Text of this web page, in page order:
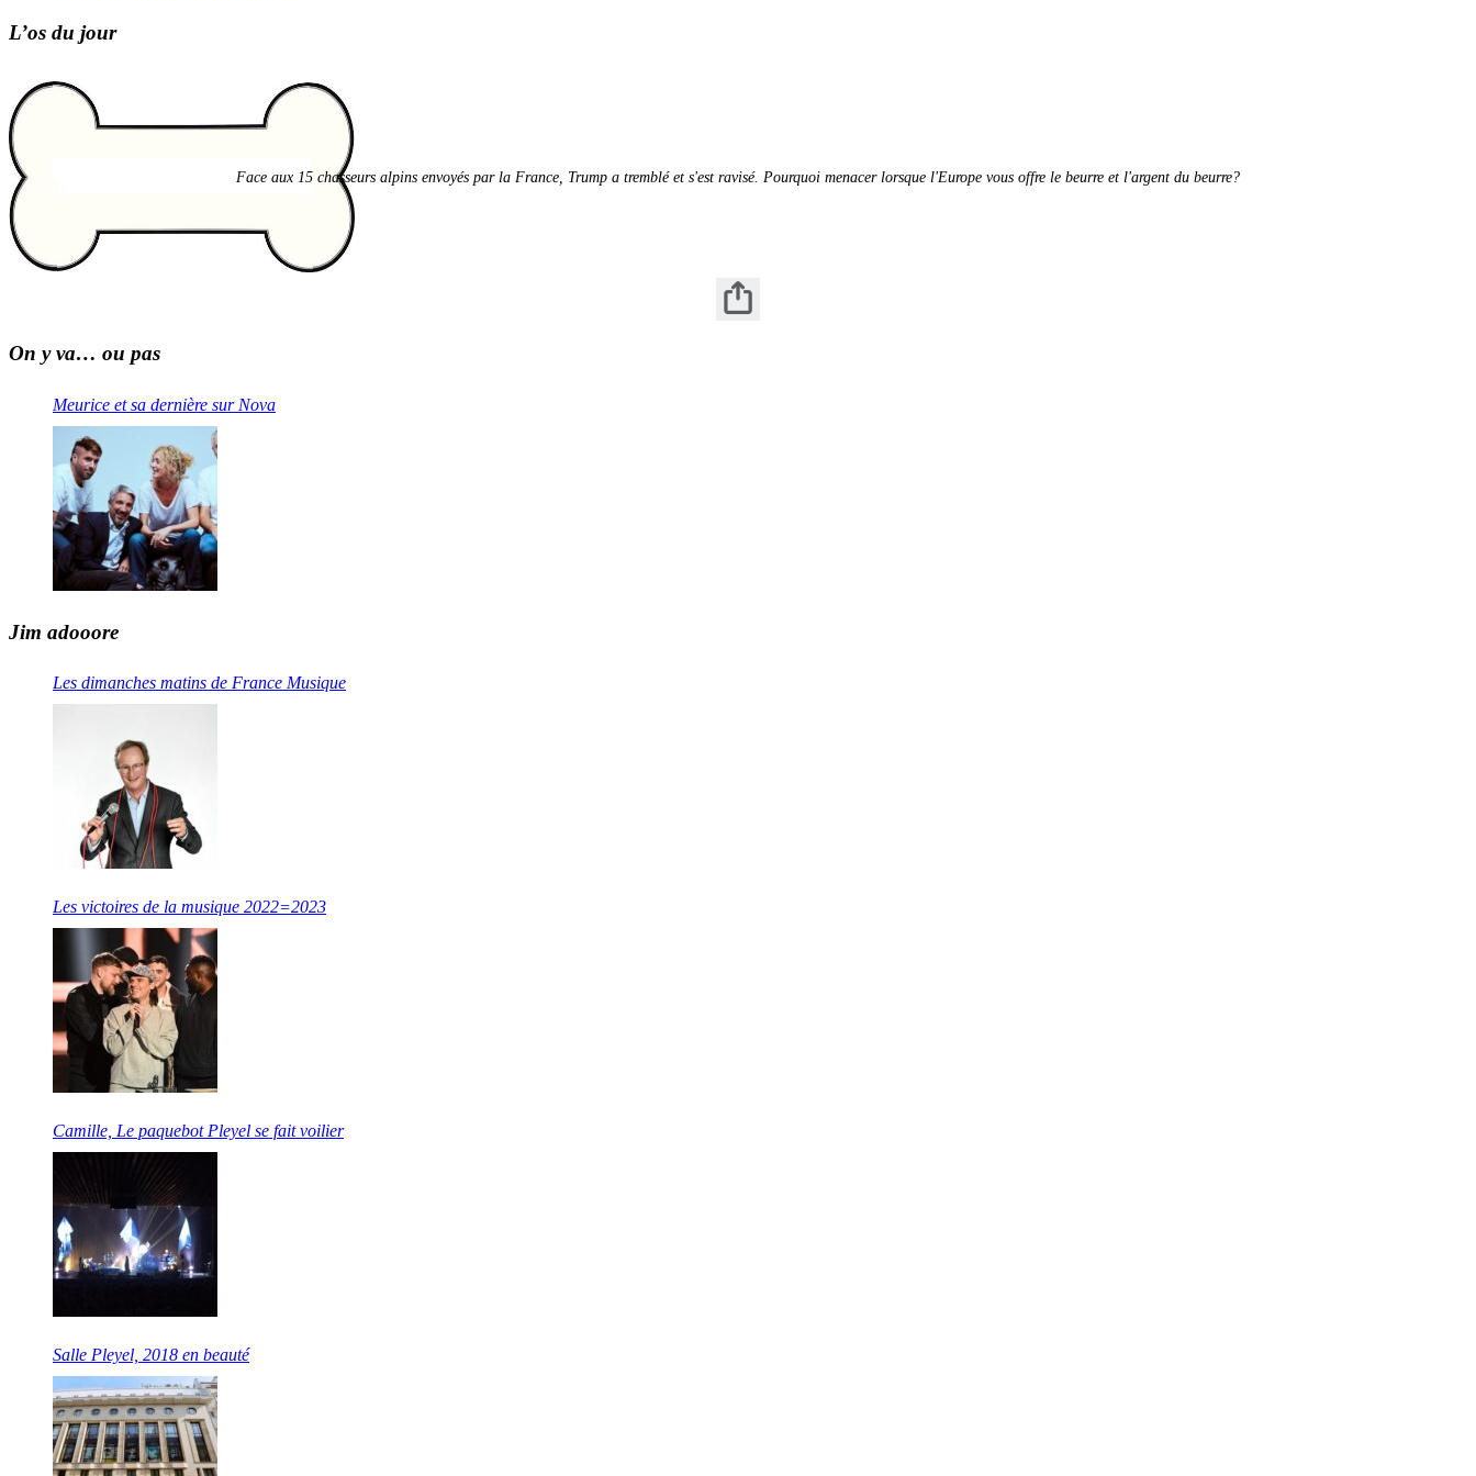
L’os du jour
Face aux 15 chasseurs alpins envoyés par la France, Trump a tremblé et s'est ravisé. Pourquoi menacer lorsque l'Europe vous offre le beurre et l'argent du beurre?
On y va… ou pas
Meurice et sa dernière sur Nova
Jim adooore
Les dimanches matins de France Musique
Les victoires de la musique 2022=2023
Camille, Le paquebot Pleyel se fait voilier
Salle Pleyel, 2018 en beauté